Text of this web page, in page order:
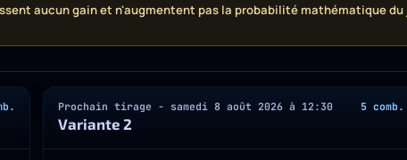
aucun gain et n'augmentent pas la probabilité mathématique
Prochain tirage - samedi 8 août 2026 à 12:30
Variante 2
5 comb.